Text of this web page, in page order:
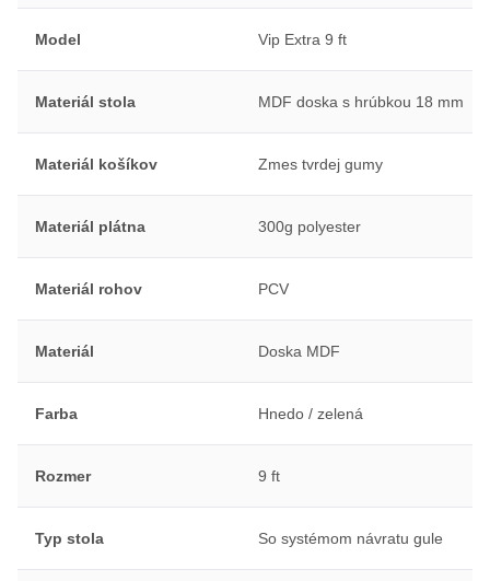
Model Vip Extra 9 ft
Materiál stola MDF doska s hrúbkou 18 mm
Materiál košíkov Zmes tvrdej gumy
Materiál plátna 300g polyester
Materiál rohov PCV
Materiál Doska MDF
Farba Hnedo / zelená
Rozmer 9 ft
Typ stola So systémom návratu gule